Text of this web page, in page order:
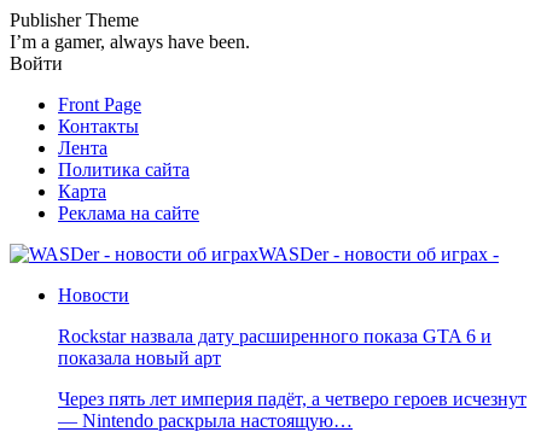
Publisher Theme
I’m a gamer, always have been.
Войти
Front Page
Контакты
Лента
Политика сайта
Карта
Реклама на сайте
WASDer - новости об играх -
Новости
Rockstar назвала дату расширенного показа GTA 6 и
показала новый арт
Через пять лет империя падёт, а четверо героев исчезнут
— Nintendo раскрыла настоящую…